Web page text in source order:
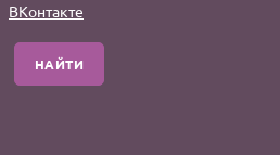
ВКонтакте
НАЙТИ